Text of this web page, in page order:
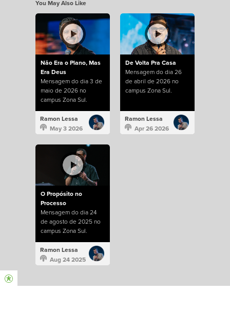
You May Also Like
Não Era o Plano, Mas
Era Deus
Mensagem do dia 3 de
maio de 2026 no
campus Zona Sul.
Ramon Lessa
May 3 2026
De Volta Pra Casa
Mensagem do dia 26
de abril de 2026 no
campus Zona Sul.
Ramon Lessa
Apr 26 2026
O Propósito no
Processo
Mensagem do dia 24
de agosto de 2025 no
campus Zona Sul.
Ramon Lessa
Aug 24 2025